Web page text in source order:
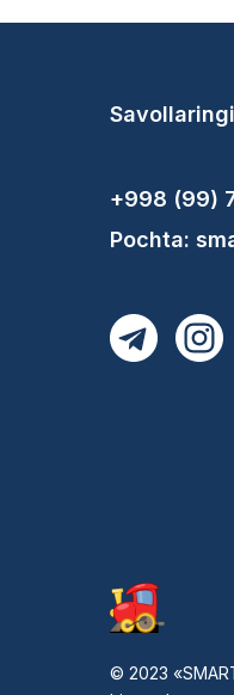
+998 (99)
Pochta:
© 2023